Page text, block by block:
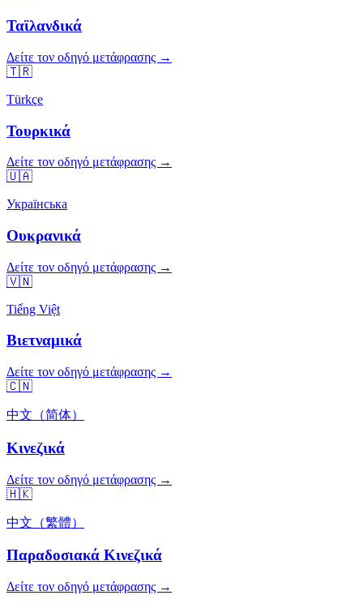
Ταϊλανδικά
Δείτε τον οδηγό μετάφρασης →
🇹🇷
Türkçe
Τουρκικά
Δείτε τον οδηγό μετάφρασης →
🇺🇦
Українська
Ουκρανικά
Δείτε τον οδηγό μετάφρασης →
🇻🇳
Tiếng Việt
Βιετναμικά
Δείτε τον οδηγό μετάφρασης →
🇨🇳
中文（简体）
Κινεζικά
Δείτε τον οδηγό μετάφρασης →
🇭🇰
中文（繁體）
Παραδοσιακά Κινεζικά
Δείτε τον οδηγό μετάφρασης →